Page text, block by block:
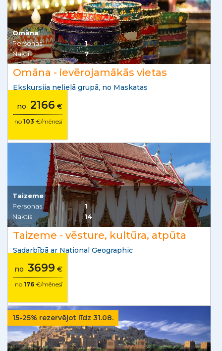
Omāna
Personas
1
Naktis
7
Omāna - ievērojamākās vietas
Ekskursija nelielā grupā, no Maskatas
no 2166 €
no 103 €/mēnesī
Taizeme
Personas
1
Naktis
14
Taizeme - vēsture, kultūra, atpūta
Sadarbībā ar National Geographic
no 3699 €
no 176 €/mēnesī
15-25% rezervējot līdz 31.08.